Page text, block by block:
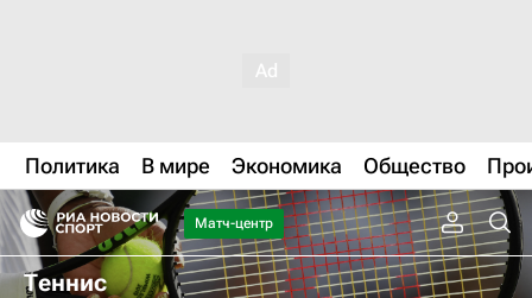
Политика В мире Экономика Общество
Матч-центр
Теннис